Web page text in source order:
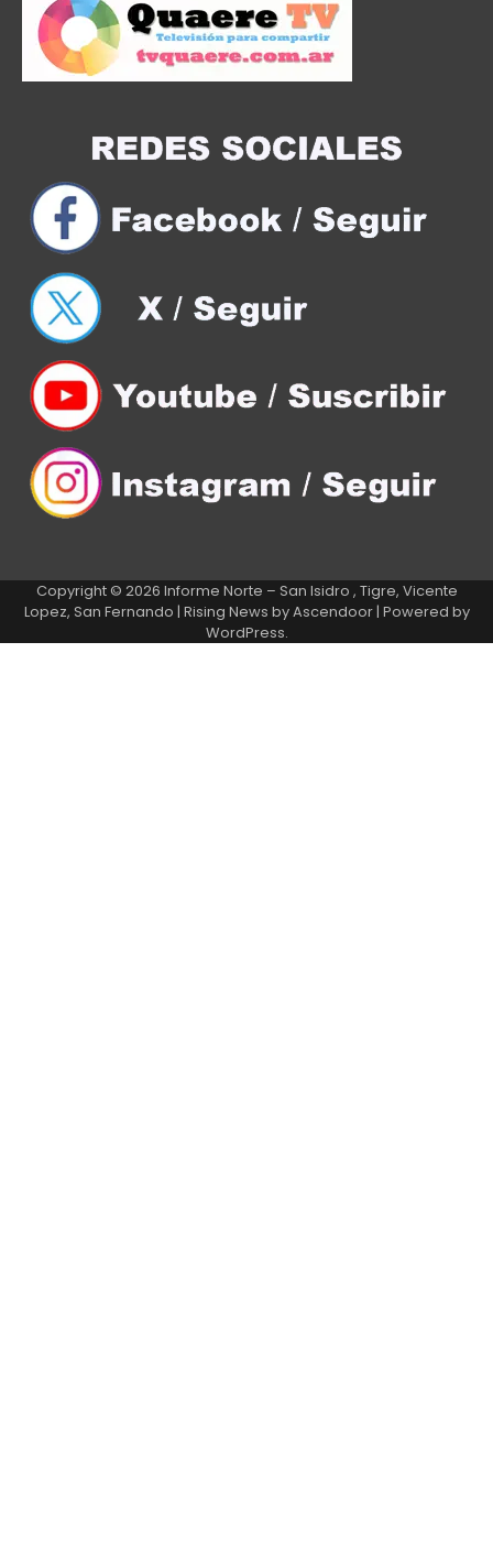
Copyright © 2026 Informe Norte – San Isidro , Tigre, Vicente
Lopez, San Fernando | Rising News byAscendoor| Powered by
WordPress.